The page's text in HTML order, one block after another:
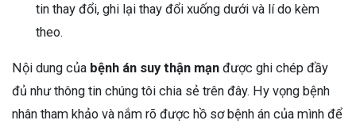
tin thay đổi, ghi lại thay đổi xuống dưới và lí do kèm
theo.
Nội dung của bệnh án suy thận mạn được ghi chép đầy
đủ như thông tin chúng tôi chia sẻ trên đây. Hy vọng bệnh
nhân tham khảo và nắm rõ được hồ sơ bệnh án của mình để